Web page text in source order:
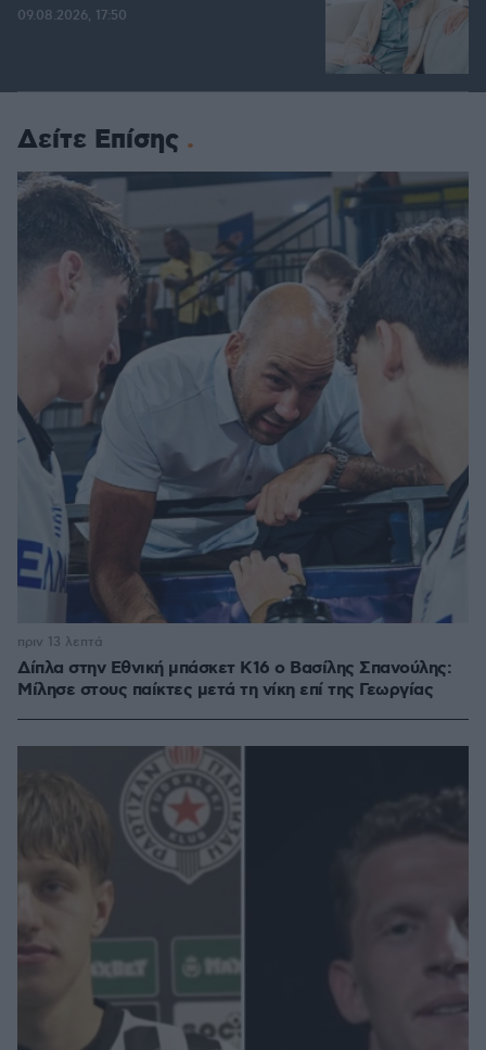
09.08.2026, 17:50
Δείτε Επίσης
Δίπλα στην Εθνική μπάσκετ Κ16 ο Βασίλης Σπανούλης:
Μίλησε στους παίκτες μετά τη νίκη επί της Γεωργίας
πριν 13 λεπτά